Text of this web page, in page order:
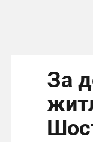
За